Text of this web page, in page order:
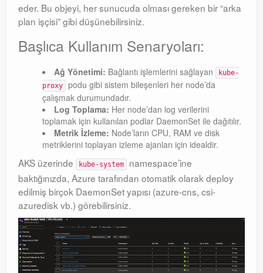
eder. Bu objeyi, her sunucuda olması gereken bir “arka
plan işçisi” gibi düşünebilirsiniz.
Başlıca Kullanım Senaryoları:
Ağ Yönetimi: Bağlantı işlemlerini sağlayan
kube-
proxy
podu gibi sistem bileşenleri her node’da
çalışmak durumundadır.
Log Toplama: Her node’dan log verilerini
toplamak için kullanılan podlar DaemonSet ile dağıtılır.
Metrik İzleme: Node’ların CPU, RAM ve disk
metriklerini toplayan izleme ajanları için idealdir.
AKS üzerinde kube-system
namespace’ine
baktığınızda, Azure tarafından otomatik olarak deploy
edilmiş birçok DaemonSet yapısı (azure-cns, csi-
azuredisk vb.) görebilirsiniz.